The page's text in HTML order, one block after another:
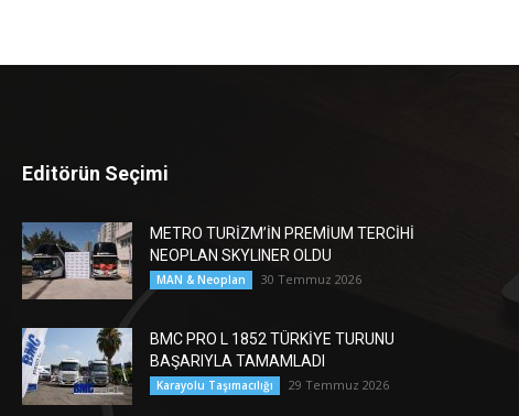
Editörün Seçimi
METRO TURİZM’İN PREMİUM TERCİHİ
NEOPLAN SKYLINER OLDU
MAN & Neoplan 30 Temmuz 2026
BMC PRO L 1852 TÜRKİYE TURUNU
BAŞARIYLA TAMAMLADI
Karayolu Taşımacılığı 29 Temmuz 2026